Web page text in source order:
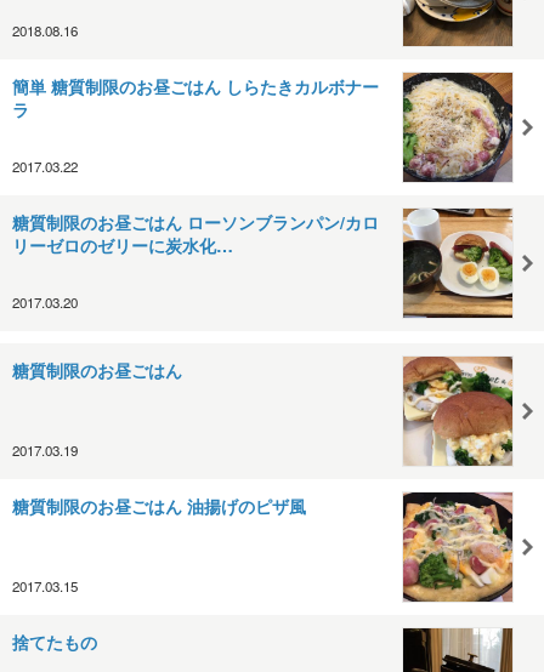
2018.08.16
簡単 糖質制限のお昼ごはん しらたきカルボナー
ラ
2017.03.22
糖質制限のお昼ごはん ローソンブランパン/カロ
リーゼロのゼリーに炭水化…
2017.03.20
糖質制限のお昼ごはん
2017.03.19
糖質制限のお昼ごはん 油揚げのピザ風
2017.03.15
捨てたもの